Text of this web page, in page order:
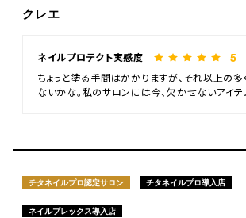
クレエ
ネイルプロテクト実感度 5
ちょっと塗る手間はかかりますが、それ以上の多
ないかな。私のサロンには今、欠かせないアイテ
チタネイルプロ認定サロン チタネイルプロ導入店
ネイルプレックス導入店